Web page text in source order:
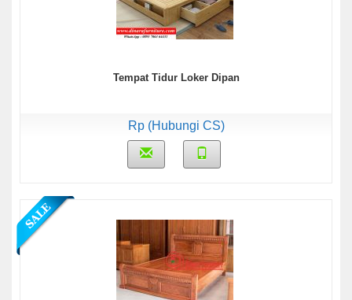
Tempat Tidur Loker Dipan
Rp (Hubungi CS)